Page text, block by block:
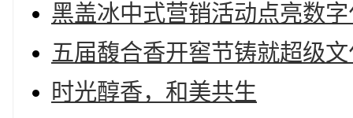
黑盖冰中式营销活动点亮数
五届馥合香开窖节铸就超级
时光醇香，和美共生